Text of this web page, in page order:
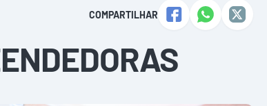
COMPARTILHAR